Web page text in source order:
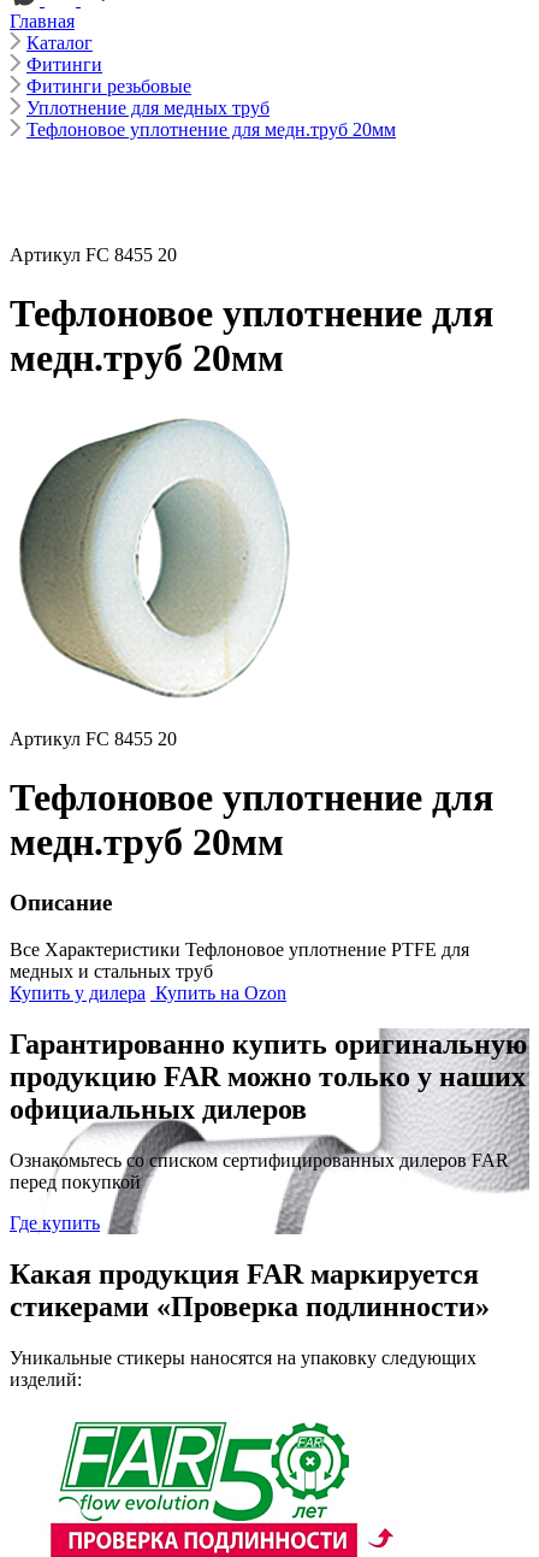
Главная
Каталог
Фитинги
Фитинги резьбовые
Уплотнение для медных труб
Тефлоновое уплотнение для медн.труб 20мм
Артикул FC 8455 20
Тефлоновое уплотнение для
медн.труб 20мм
Артикул FC 8455 20
Тефлоновое уплотнение для
медн.труб 20мм
Описание
Все Характеристики Тефлоновое уплотнение PTFE для
медных и стальных труб
Купить у дилера Купить на Ozon
Гарантированно купить оригинальную
продукцию FAR можно только у наших
официальных дилеров
Ознакомьтесь со списком сертифицированных дилеров FAR
перед покупкой
Где купить
Какая продукция FAR маркируется
стикерами «Проверка подлинности»
Уникальные стикеры наносятся на упаковку следующих
изделий: